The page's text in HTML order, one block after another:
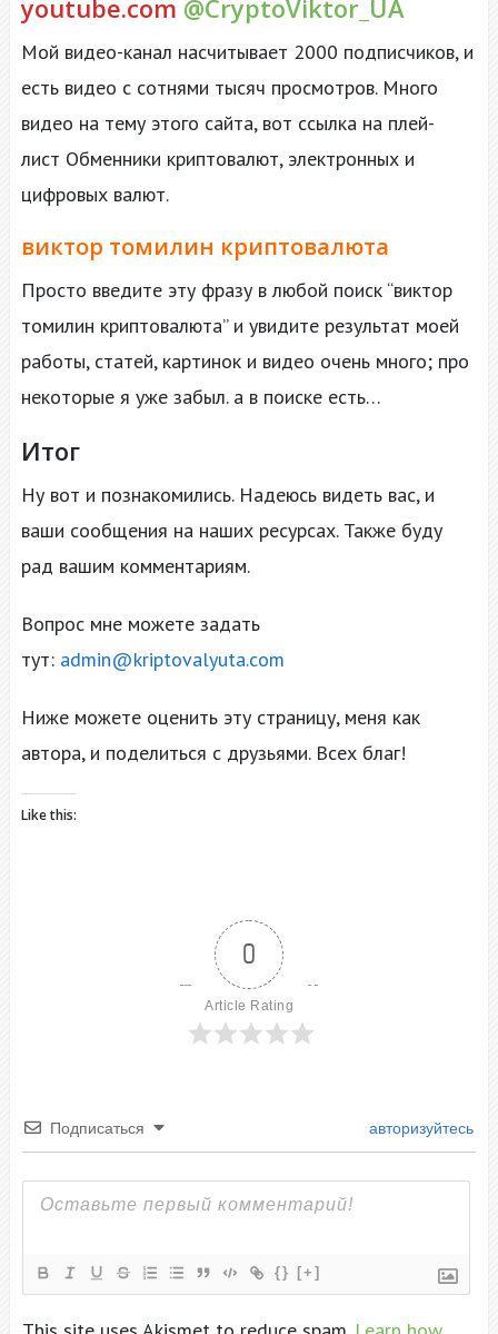
youtube.com @CryptoViktor_UA
Мой видео-канал насчитывает 2000 подписчиков, и
есть видео с сотнями тысяч просмотров. Много
видео на тему этого сайта, вот ссылка на плей-
лист Обменники криптовалют, электронных и
цифровых валют.
виктор томилин криптовалюта
Просто введите эту фразу в любой поиск “виктор
томилин криптовалюта” и увидите результат моей
работы, статей, картинок и видео очень много; про
некоторые я уже забыл. а в поиске есть…
Итог
Ну вот и познакомились. Надеюсь видеть вас, и
ваши сообщения на наших ресурсах. Также буду
рад вашим комментариям.
Вопрос мне можете задать
тут: admin@kriptovalyuta.com
Ниже можете оценить эту страницу, меня как
автора, и поделиться с друзьями. Всех благ!
Like this:
0
Article Rating
Подписаться авторизуйтесь
{} [+]